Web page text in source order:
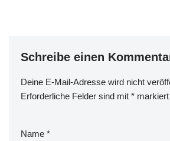
Schreibe einen
Deine E-Mail-Adresse wird nicht
Erforderliche Felder sind mit * markiert
Name *